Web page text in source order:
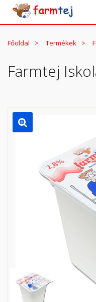
Főoldal Termékek
Farmtej